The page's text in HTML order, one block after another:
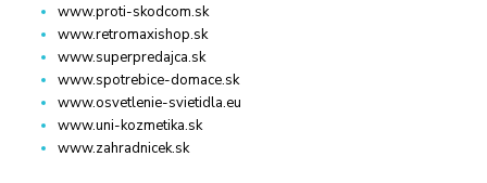
www.proti-skodcom.sk
www.retromaxishop.sk
www.superpredajca.sk
www.spotrebice-domace.sk
www.osvetlenie-svietidla.eu
www.uni-kozmetika.sk
www.zahradnicek.sk